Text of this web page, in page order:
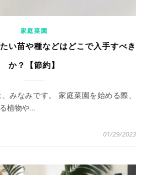
家庭菜園
い苗や種などはどこで入手すべき
か？【節約】
植物や…
01/29/2023